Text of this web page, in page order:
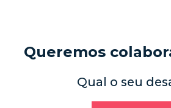
Queremos
Qual o seu